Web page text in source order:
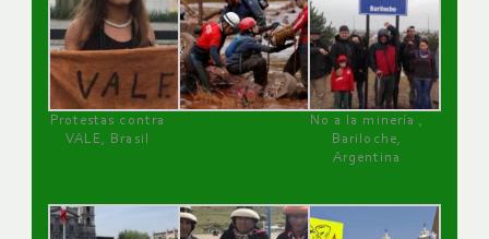
Protestas contra
VALE, Brasil
No a la minería ,
Bariloche,
Argentina